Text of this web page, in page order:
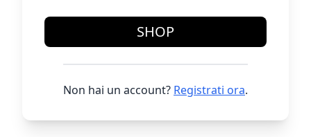
SHOP
Non hai un account? Registrati ora.